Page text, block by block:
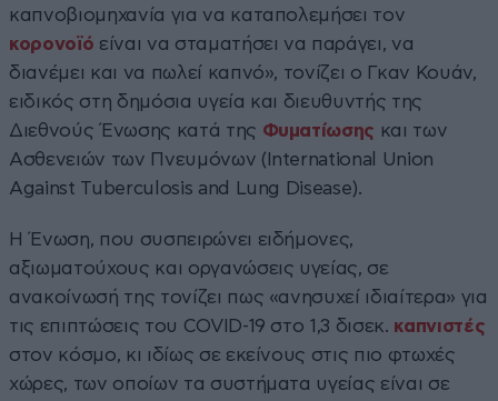
καπνοβιομηχανία για να καταπολεμήσει τον
κορονοϊό είναι να σταματήσει να παράγει, να
διανέμει και να πωλεί καπνό», τονίζει ο Γκαν Κουάν,
ειδικός στη δημόσια υγεία και διευθυντής της
Διεθνούς Ένωσης κατά της Φυματίωσης και των
Ασθενειών των Πνευμόνων (International Union
Against Tuberculosis and Lung Disease).
Η Ένωση, που συσπειρώνει ειδήμονες,
αξιωματούχους και οργανώσεις υγείας, σε
ανακοίνωσή της τονίζει πως «ανησυχεί ιδιαίτερα» για
τις επιπτώσεις του COVID-19 στο 1,3 δισεκ. καπνιστές
στον κόσμο, κι ιδίως σε εκείνους στις πιο φτωχές
χώρες, των οποίων τα συστήματα υγείας είναι σε